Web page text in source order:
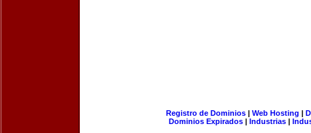
Registro de Dominios| Web Hosting |
Dominios Expirados | Industrias |